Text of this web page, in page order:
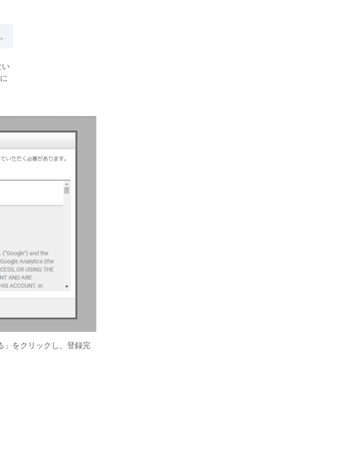
」をクリックし、登録完